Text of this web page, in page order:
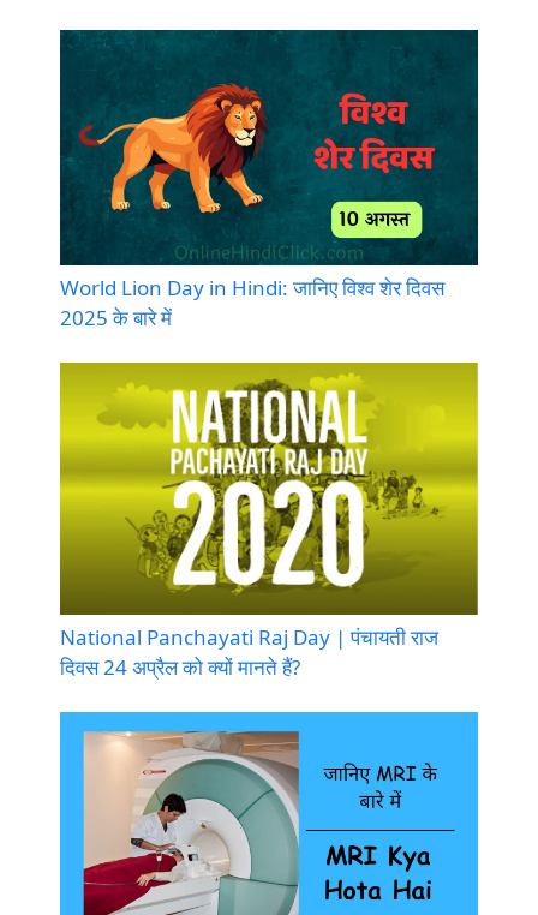
World Lion Day in Hindi: जानिए विश्व शेर दिवस
2025 के बारे में
National Panchayati Raj Day | पंचायती राज
दिवस 24 अप्रैल को क्यों मानते हैं?